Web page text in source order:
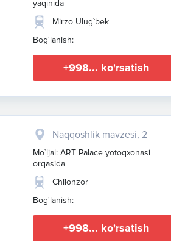
yaqinida
Mirzo Ulug`bek
Bog'lanish:
+998... ko'rsatish
Naqqoshlik mavzesi, 2
Mo`ljal: ART Palace yotoqxonasi
orqasida
Chilonzor
Bog'lanish:
+998... ko'rsatish